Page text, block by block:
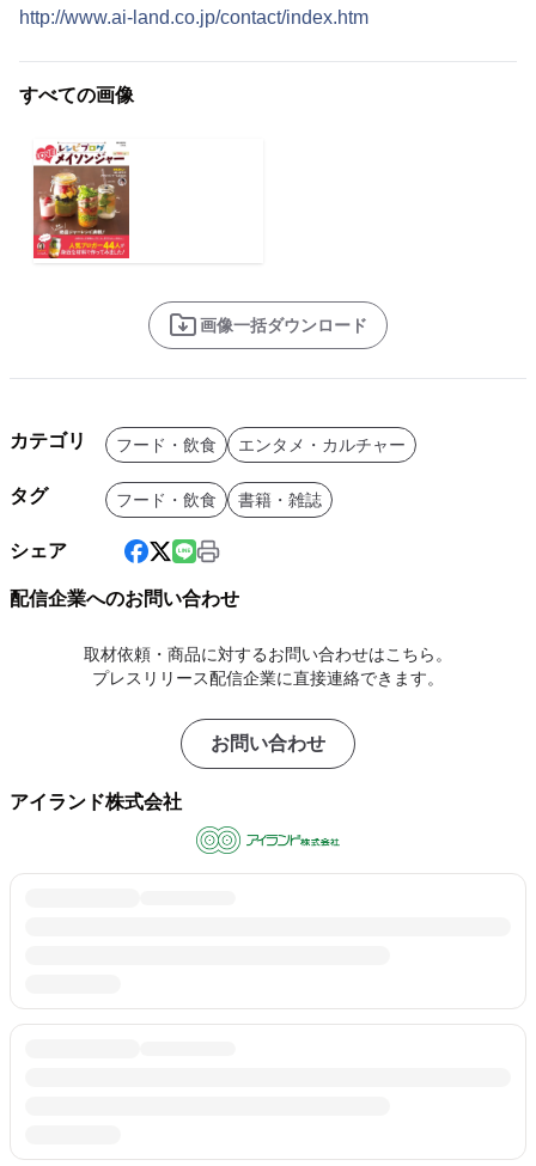
http://www.ai-land.co.jp/contact/index.htm
すべての画像
画像一括ダウンロード
カテゴリ フード・飲食 エンタメ・カルチャー
タグ フード・飲食 書籍・雑誌
シェア
配信企業へのお問い合わせ
取材依頼・商品に対するお問い合わせはこちら。
プレスリリース配信企業に直接連絡できます。
お問い合わせ
アイランド株式会社